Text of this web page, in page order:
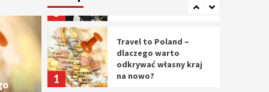
5
rozwiązania cyfrowe
1
Travel to Poland –
dlaczego warto
odkrywać własny kraj
na nowo?